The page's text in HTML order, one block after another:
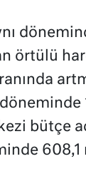
örtülü
bütçe
608,1